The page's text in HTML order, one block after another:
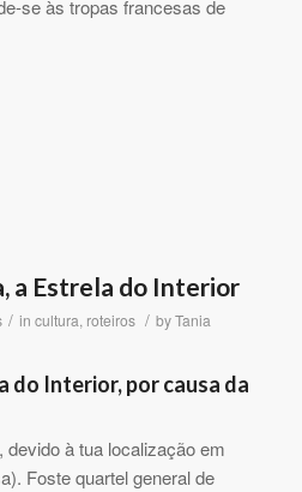
se às tropas francesas de
a Estrela do Interior
/ in cultura, roteiros / byTania
do Interior, por causa da
à tua localização em
Foste quartel general de